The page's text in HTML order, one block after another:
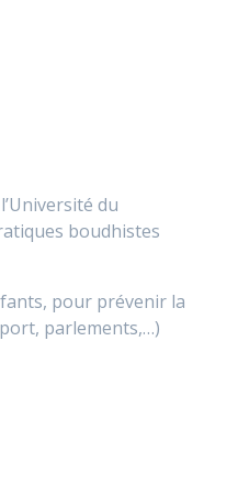
du
boudhistes
pour prévenir la
parlements,…)